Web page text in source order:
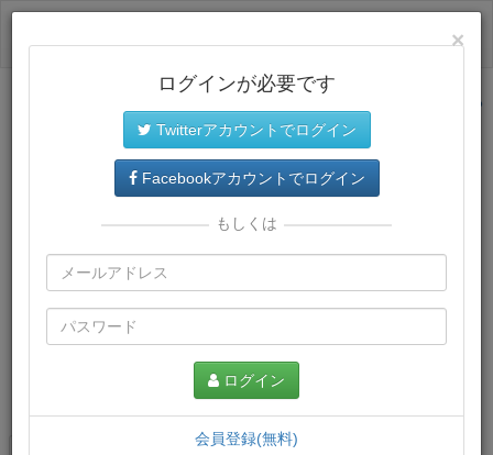
サイトトップに戻る
×
ログインが必要です
Twitterアカウントでログイン
Facebookアカウントでログイン
もしくは
ログイン
会員登録(無料)